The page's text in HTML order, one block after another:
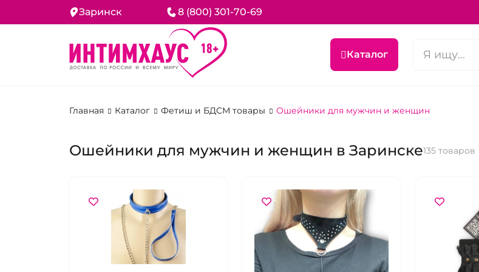
Заринск 8 (800) 301-70-69
Каталог
Главная Каталог Фетиш и БДСМ товары Ошейники для мужчин и женщин
Ошейники для мужчин и женщин в Заринске135 товаров